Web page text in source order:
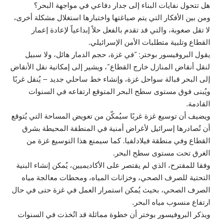
هل تتحول نفايات البناء إلى جدار دفاعي في مواجهة البحر؟
ومن بين الأفكار التي يتم صياغتها واختبارها استغلال مشكلة أخرى،
لا تقل صعوبة، والتي قد تقدم بالفعل حلاً إبداعياً لإعادة إعمار
القطاع وتلبية متطلبات الأمن الإسرائيلي.
يقول البروفيسور بوختر: “في غزة، حجم الدمار هائل، ولا سبيل
لنقل أنقاض المنازل خارج القطاع”، ويشير إلى إمكانية نقل الأنقاض
إلى البحر قبالة سواحل غزة، وإنشاء خط ساحلي جديد – يُنقل غربًا
ويُبنى فوق مستوى سطح البحر المتوقع ارتفاعه في السنوات
القادمة.
ويضيف أن توسيع غزة غربًا سيُمكّن من تعويض المساحة التي يُتوقع
أن تُصادرها إسرائيل لأغراض أمنية في المنطقة المحيطة بشرق
القطاع وفي منطقة فيلادلفيا. كما سيمنع هذا التوسيع غزة من
الغرق تحت مستوى سطح البحر.
وفقا للمقترح، الذي لم يقتصر على الأكاديميين، يُمكن إنشاء البنية
التحتية للصرف الصحي، وخزانات المياه، ومحطات معالجة مياه
الصرف الصحي، بحيث يُمكن استمرار العمل في غزة حتى في حال
ارتفاع منسوب مياه البحر.
ويذكر البروفيسور بوختر أن خطوة مماثلة قد اتُخذت في السنوات